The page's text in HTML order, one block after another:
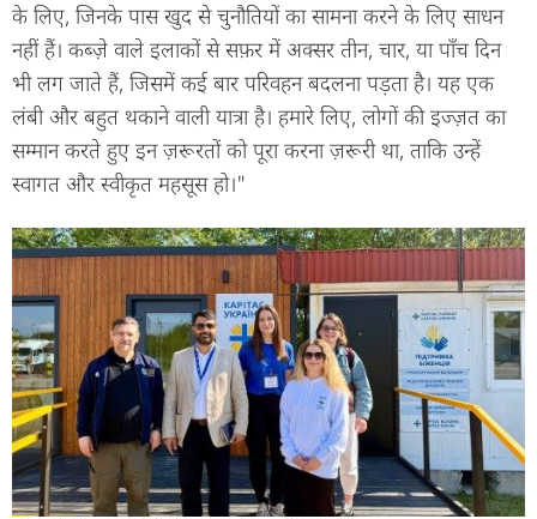
के लिए, जिनके पास खुद से चुनौतियों का सामना करने के लिए साधन
नहीं हैं। कब्ज़े वाले इलाकों से सफ़र में अक्सर तीन, चार, या पाँच दिन
भी लग जाते हैं, जिसमें कई बार परिवहन बदलना पड़ता है। यह एक
लंबी और बहुत थकाने वाली यात्रा है। हमारे लिए, लोगों की इज्ज़त का
सम्मान करते हुए इन ज़रूरतों को पूरा करना ज़रूरी था, ताकि उन्हें
स्वागत और स्वीकृत महसूस हो।"